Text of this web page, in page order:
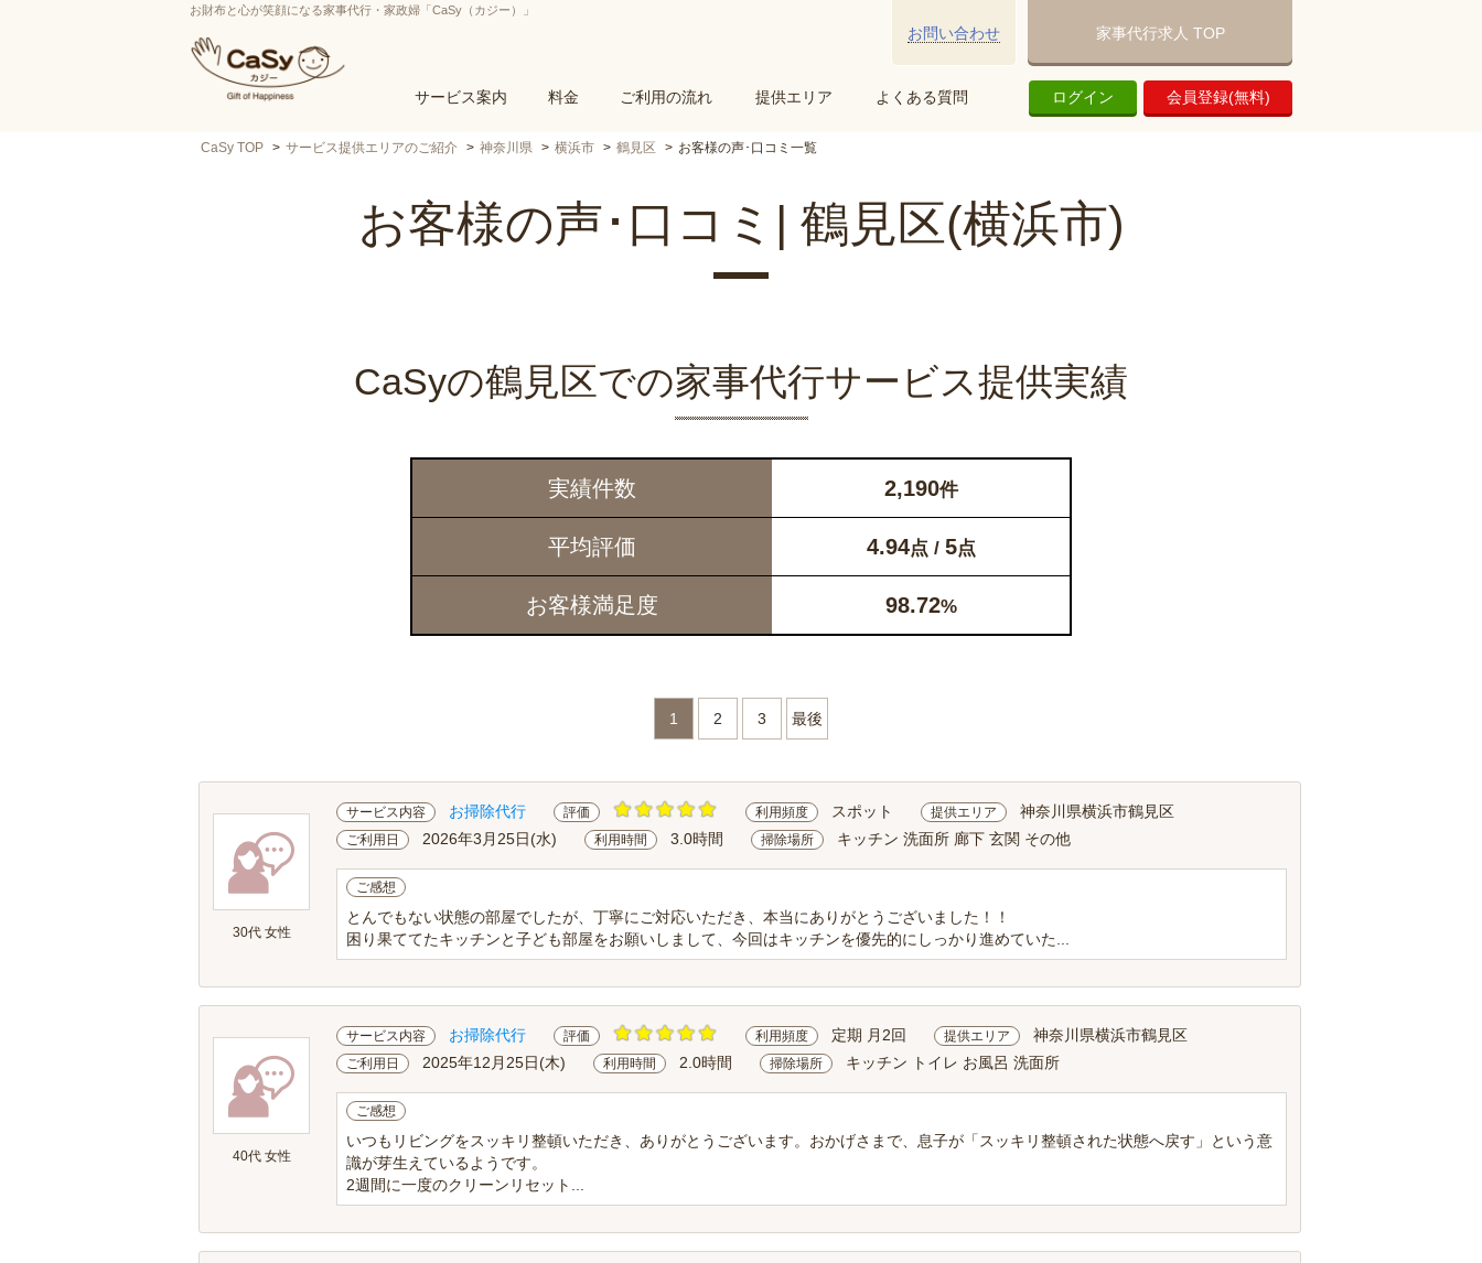
お財布と心が笑顔になる家事代行・家政婦「CaSy（カジー）」
サービス案内 料金 ご利用の流れ 提供エリア よくある質問 ログイン 会員登録(無料)
お問い合わせ 家事代行求人 TOP
CaSy TOP サービス提供エリアのご紹介 神奈川県 横浜市 鶴見区 お客様の声･口コミ一覧
お客様の声･口コミ| 鶴見区(横浜市)
CaSyの鶴見区での家事代行サービス提供実績
実績件数 2,190件
平均評価 4.94点 / 5点
お客様満足度 98.72%
1 2 3 最後
30代 女性
サービス内容 お掃除代行 評価 利用頻度 スポット 提供エリア 神奈川県横浜市鶴見区
ご利用日 2026年3月25日(水) 利用時間 3.0時間 掃除場所 キッチン 洗面所 廊下 玄関 その他
ご感想
とんでもない状態の部屋でしたが、丁寧にご対応いただき、本当にありがとうございました！！
困り果ててたキッチンと子ども部屋をお願いしまして、今回はキッチンを優先的にしっかり進めていた...
40代 女性
サービス内容 お掃除代行 評価 利用頻度 定期 月2回 提供エリア 神奈川県横浜市鶴見区
ご利用日 2025年12月25日(木) 利用時間 2.0時間 掃除場所 キッチン トイレ お風呂 洗面所
ご感想
いつもリビングをスッキリ整頓いただき、ありがとうございます。おかげさまで、息子が「スッキリ整頓された状態へ戻す」という意
識が芽生えているようです。
2週間に一度のクリーンリセット...